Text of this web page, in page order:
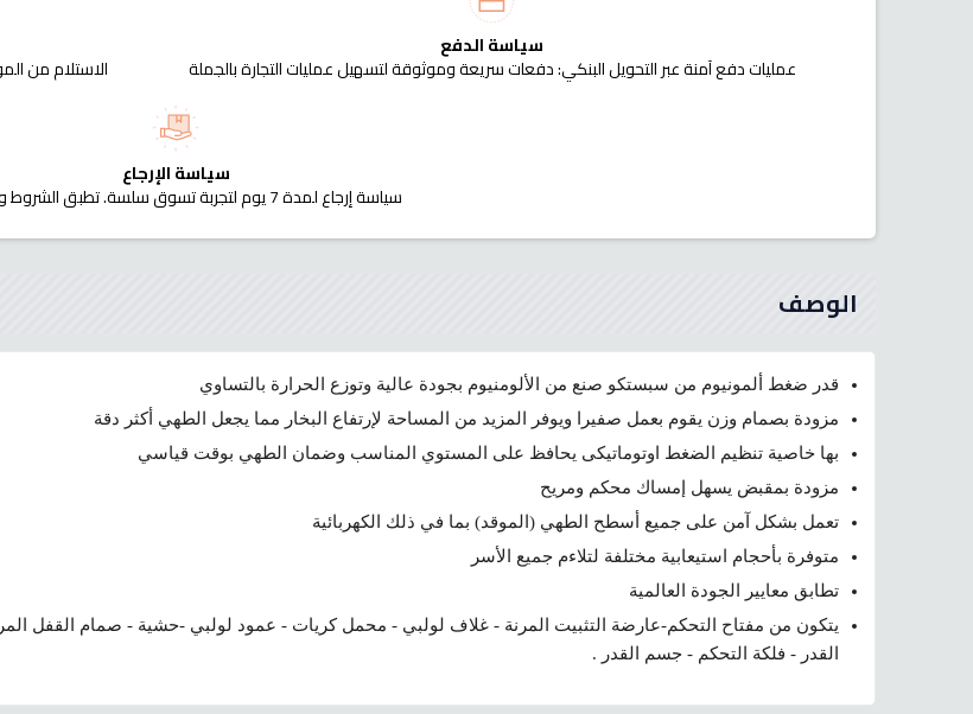
سياسة الدفع
عمليات دفع آمنة عبر التحويل البنكي: دفعات سريعة وموثوقة لتسهيل عمليات التجارة بالجملة الاستلام من
سياسة الإرجاع
سياسة إرجاع لمدة 7 يوم لتجربة تسوق سلسة. تطبق الشروط والأحكام
الوصف
قدر ضغط ألمونيوم من سبستكو صنع من الألومنيوم بجودة عالية وتوزع الحرارة بالتساوي
مزودة بصمام وزن يقوم بعمل صفيرا ويوفر المزيد من المساحة لإرتفاع البخار مما يجعل الطهي أكثر دقة
بها خاصية تنظيم الضغط اوتوماتيكى يحافظ على المستوي المناسب وضمان الطهي بوقت قياسي
مزودة بمقبض يسهل إمساك محكم ومريح
تعمل بشكل آمن على جميع أسطح الطهي (الموقد) بما في ذلك الكهربائية
متوفرة بأحجام استيعابية مختلفة لتلاءم جميع الأسر
تطابق معايير الجودة العالمية
يتكون من مفتاح التحكم-عارضة التثبيت المرنة - غلاف لولبي - محمل كريات - عمود لولبي -حشية - صمام القفل
القدر - فلكة التحكم - جسم القدر .